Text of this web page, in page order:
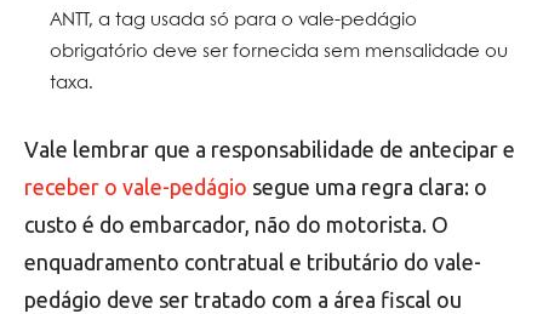
ANTT, a tag usada só para o vale-pedágio
obrigatório deve ser fornecida sem mensalidade ou
taxa.
Vale lembrar que a responsabilidade de antecipar e
receber o vale-pedágio segue uma regra clara: o
custo é do embarcador, não do motorista. O
enquadramento contratual e tributário do vale-
pedágio deve ser tratado com a área fiscal ou